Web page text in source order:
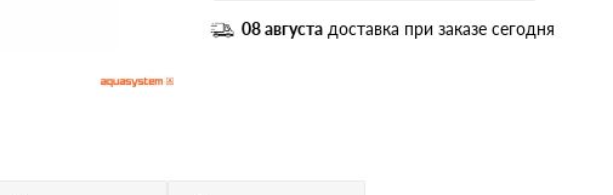
08 августа доставка при заказе сегодня